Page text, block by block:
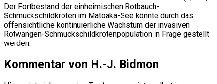
Der Fortbestand der einheimischen Rotbauch-
Schmuckschildkröten im Matoaka-See könnte durch das
offensichtliche kontinuierliche Wachstum der invasiven
Rotwangen-Schmuckschildkrötenpopulation in Frage gestellt
werden.
Kommentar von H.-J. Bidmon